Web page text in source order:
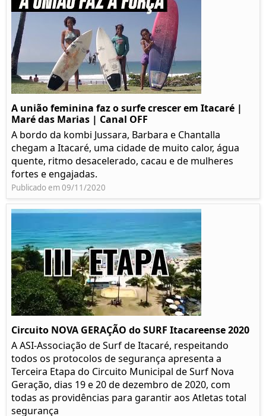
A união feminina faz o surfe crescer em Itacaré |
Maré das Marias | Canal OFF
A bordo da kombi Jussara, Barbara e Chantalla
chegam a Itacaré, uma cidade de muito calor, água
quente, ritmo desacelerado, cacau e de mulheres
fortes e engajadas.
Publicado em 09/11/2020
Circuito NOVA GERAÇÃO do SURF Itacareense 2020
A ASI-Associação de Surf de Itacaré, respeitando
todos os protocolos de segurança apresenta a
Terceira Etapa do Circuito Municipal de Surf Nova
Geração, dias 19 e 20 de dezembro de 2020, com
todas as providências para garantir aos Atletas total
segurança